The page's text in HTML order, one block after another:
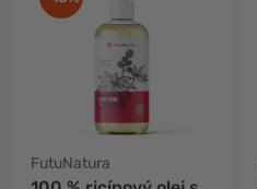
FutuNatura